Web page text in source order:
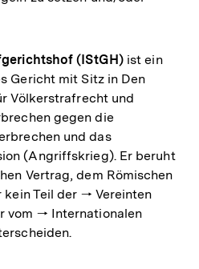
(IStGH)ist ein
Gericht mit Sitz in Den
Völkerstrafrecht und
gegen die
und das
(Angriffskrieg). Er beruht
Vertrag, dem Römischen
kein Teil der 🠒 Vereinten
vom 🠒 Internationalen